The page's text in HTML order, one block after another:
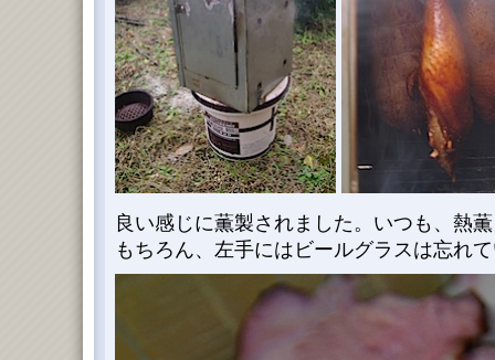
良い感じに薫製されました。いつも、熱
もちろん、左手にはビールグラスは忘れ